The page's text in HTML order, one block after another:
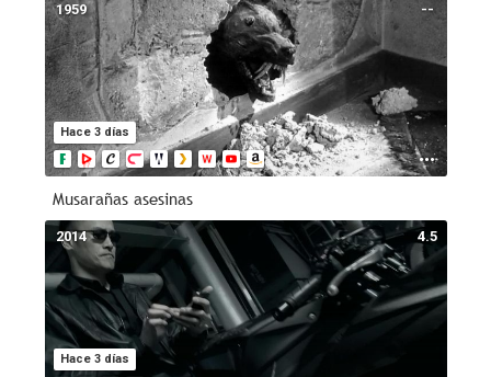
--
Hace 3 días
1959
Musarañas asesinas
4.5
Hace 3 días
2014